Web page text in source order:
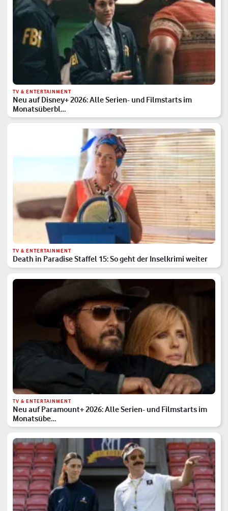
TV & ENTERTAINMENT
Neu auf Disney+ 2026: Alle Serien- und Filmstarts im
Monatsüberbl…
TV & ENTERTAINMENT
Death in Paradise Staffel 15: So geht der Inselkrimi weiter
TV & ENTERTAINMENT
Neu auf Paramount+ 2026: Alle Serien- und Filmstarts im
Monatsübe…